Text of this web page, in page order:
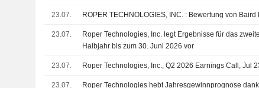
23.07. ROPER TECHNOLOGIES, INC. : Bewertung
23.07.
Roper Technologies, Inc. legt Ergebnisse für das
Halbjahr bis zum 30. Juni 2026 vor
23.07. Roper Technologies, Inc., Q2 2026 Earnings Call, Jul
23.07.
Roper Technologies hebt Jahresgewinnprognose